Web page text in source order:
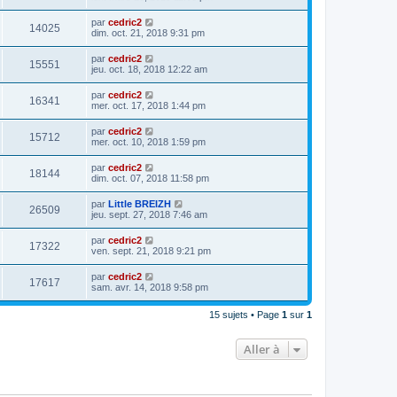
14025 par cedric2
dim. oct. 21, 2018 9:31 pm
15551 par cedric2
jeu. oct. 18, 2018 12:22 am
16341 par cedric2
mer. oct. 17, 2018 1:44 pm
15712 par cedric2
mer. oct. 10, 2018 1:59 pm
18144 par cedric2
dim. oct. 07, 2018 11:58 pm
26509 par Little BREIZH
jeu. sept. 27, 2018 7:46 am
17322 par cedric2
ven. sept. 21, 2018 9:21 pm
17617 par cedric2
sam. avr. 14, 2018 9:58 pm
15 sujets • Page 1 sur 1
Aller à